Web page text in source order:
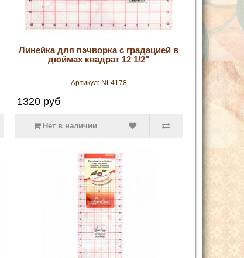
увеличить
Линейка для пэчворка с градацией в
дюймах квадрат 12 1/2"
Артикул: NL4178
1320 руб
Нет в наличии